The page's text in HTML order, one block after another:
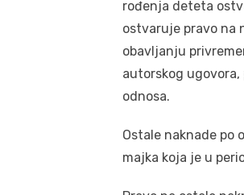
rođenja deteta
ostvaruje pravo na
obavljanju
autorskog
odnosa.
Ostale naknade po
majka koja je u